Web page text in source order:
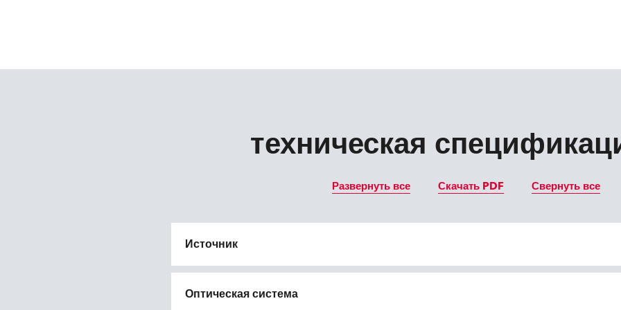
техническая
Развернуть все Скачать PDF Свернуть все
Источник
Оптическая система